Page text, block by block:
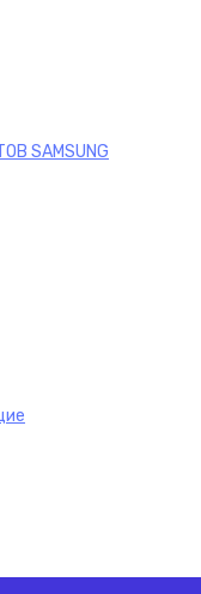
SAMSUNG